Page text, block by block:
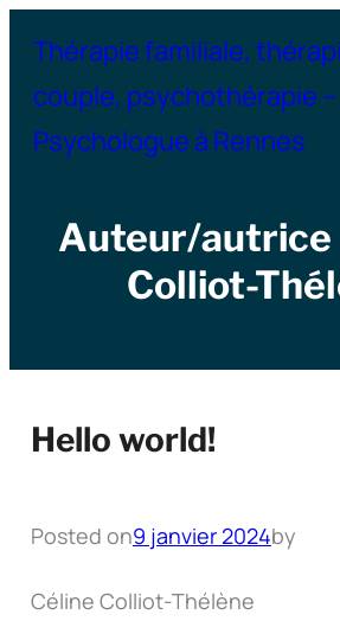
contenu
Thérapie familiale,
couple, psychothérapie –
Psychologue à Rennes
Auteur/autrice
Colliot-
Hello world!
Posted on9 janvier 2024by
Céline Colliot-Thélène